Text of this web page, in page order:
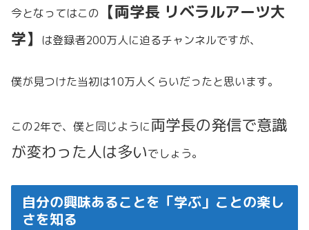
今となってはこの
【両学長 リベラルアーツ大
学】
は登録者200万人に迫るチャンネルですが、
僕が見つけた当初は10万人くらいだったと思います。
この2年で、僕と同じように両学長の発信で意識
が変わった人は多いでしょう。
自分の興味あることを「学ぶ」ことの楽し
さを知る